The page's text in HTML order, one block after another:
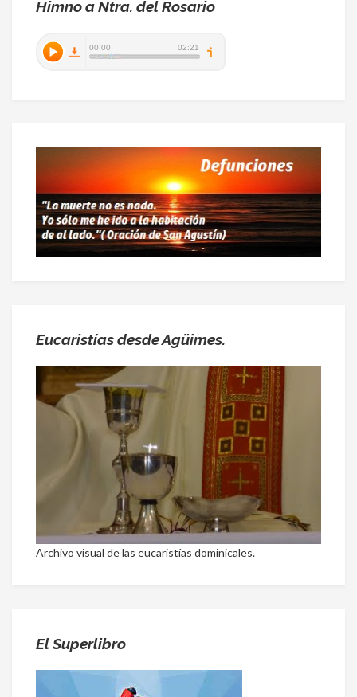
Himno a Ntra. del Rosario
Eucaristías desde Agüimes.
Archivo visual de las eucaristías dominicales.
El Superlibro